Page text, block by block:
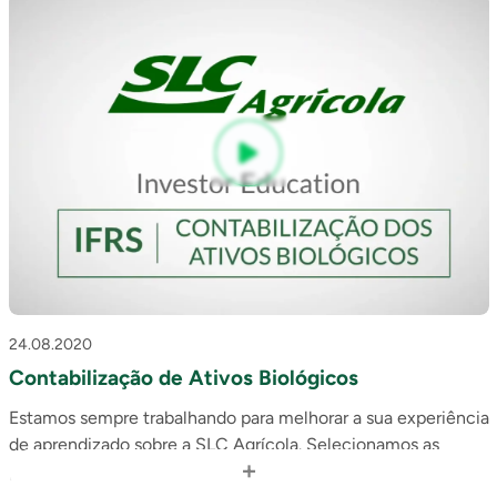
24.08.2020
Contabilização de Ativos Biológicos
Estamos sempre trabalhando para melhorar a sua experiência
de aprendizado sobre a SLC Agrícola. Selecionamos as
perguntas mais frequentes recebidas na área de Relações
+